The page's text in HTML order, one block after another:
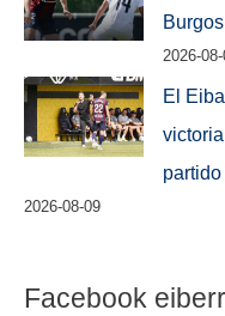
Burgos
2026-
El
2026-08-09
Facebook